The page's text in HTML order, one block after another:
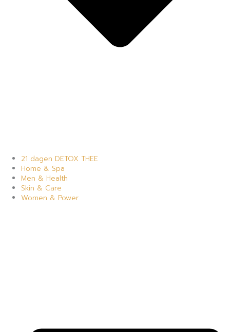
21 dagen DETOX THEE
Home & Spa
Men & Health
Skin & Care
Women & Power